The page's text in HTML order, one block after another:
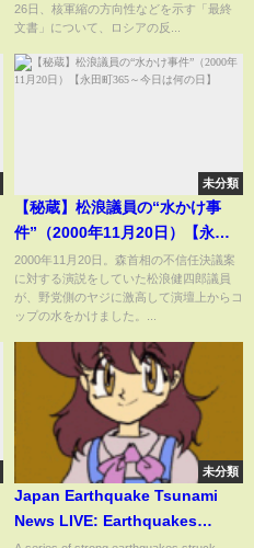
26日、核軍縮の方向性などを示す「最終
文書」について、ロシアの反...
未分類
【秘蔵】松浪議員の“水かけ事
件”（2000年11月20日）【永田
町365～今日は何の日】
2000年11月20日。森首相の不信任決議案
に対する演説をしていた松浪健四郎議員
が、野党側のヤジに激高して演壇上からコ
ップの水をかけました。...
未分類
Japan Earthquake Tsunami
News LIVE: Earthquakes